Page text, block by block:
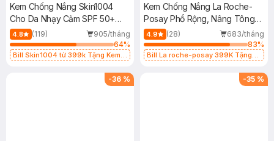
Kem Chống Nắng Skin1004
Cho Da Nhạy Cảm SPF 50+
50ml
4.8 (119)
905/tháng
64%
Bill Skin1004 từ 399k Tặng Kem
Kem Chống Nắng La Roche-
Posay Phổ Rộng, Nâng Tông
Kiềm Dầu 50ml
4.9 (28)
683/tháng
83%
Bill La roche-posay 399K Tặng
-36 % -35 %